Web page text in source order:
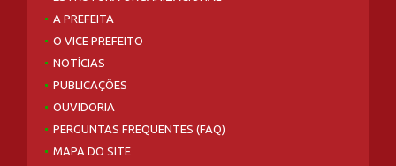
A PREFEITA
O VICE PREFEITO
NOTÍCIAS
PUBLICAÇÕES
OUVIDORIA
PERGUNTAS FREQUENTES (FAQ)
MAPA DO SITE